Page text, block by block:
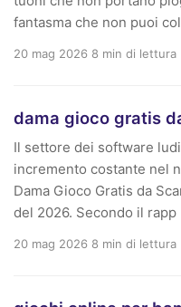
fantasma che non puoi
20 mag 2026 8 min di lettura
dama gioco gratis
Il settore dei software
incremento costante nel
Dama Gioco Gratis da
del 2026. Secondo il rapp
20 mag 2026 8 min di lettura